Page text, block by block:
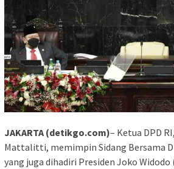
JAKARTA (detikgo.com)– Ketua DPD
Mattalitti, memimpin Sidang Bersama
yang juga dihadiri Presiden Joko Widodo